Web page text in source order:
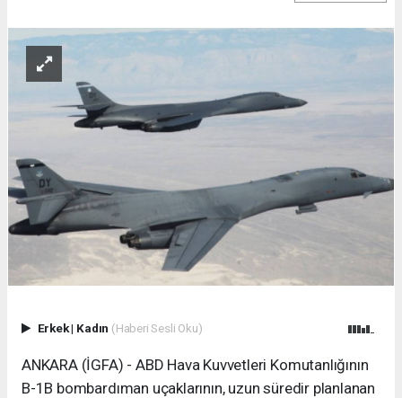
Erkek| Kadın (Haberi Sesli Oku)
ANKARA (İGFA) - ABD Hava Kuvvetleri Komutanlığının
B-1B bombardıman uçaklarının, uzun süredir planlanan